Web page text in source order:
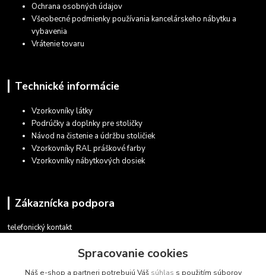
Ochrana osobných údajov
Všeobecné podmienky používania kancelárskeho nábytku a
vybavenia
Vrátenie tovaru
Technické informácie
Vzorkovníky látky
Podrúčky a doplnky pre stoličky
Návod na čistenie a údržbu stoličiek
Vzorkovníky RAL práškové farby
Vzorkovníky nábytkových dosiek
Zákaznícka podpora
telefonický kontakt
v pracovných dňoch 08.30 - 16.00Spracovanie cookies
Náš e-shop a partneri potrebujú Váš súhlas s použitím súborov